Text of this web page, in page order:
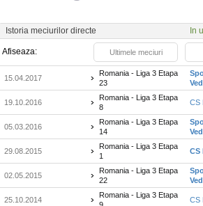
Istoria meciurilor directe In
Afiseaza: Ultimele meciuri
15.04.2017
Romania - Liga 3 Etapa
23
19.10.2016
Romania - Liga 3 Etapa
8
CS
05.03.2016
Romania - Liga 3 Etapa
14
29.08.2015
Romania - Liga 3 Etapa
1
CS
02.05.2015
Romania - Liga 3 Etapa
22
25.10.2014
Romania - Liga 3 Etapa
CS